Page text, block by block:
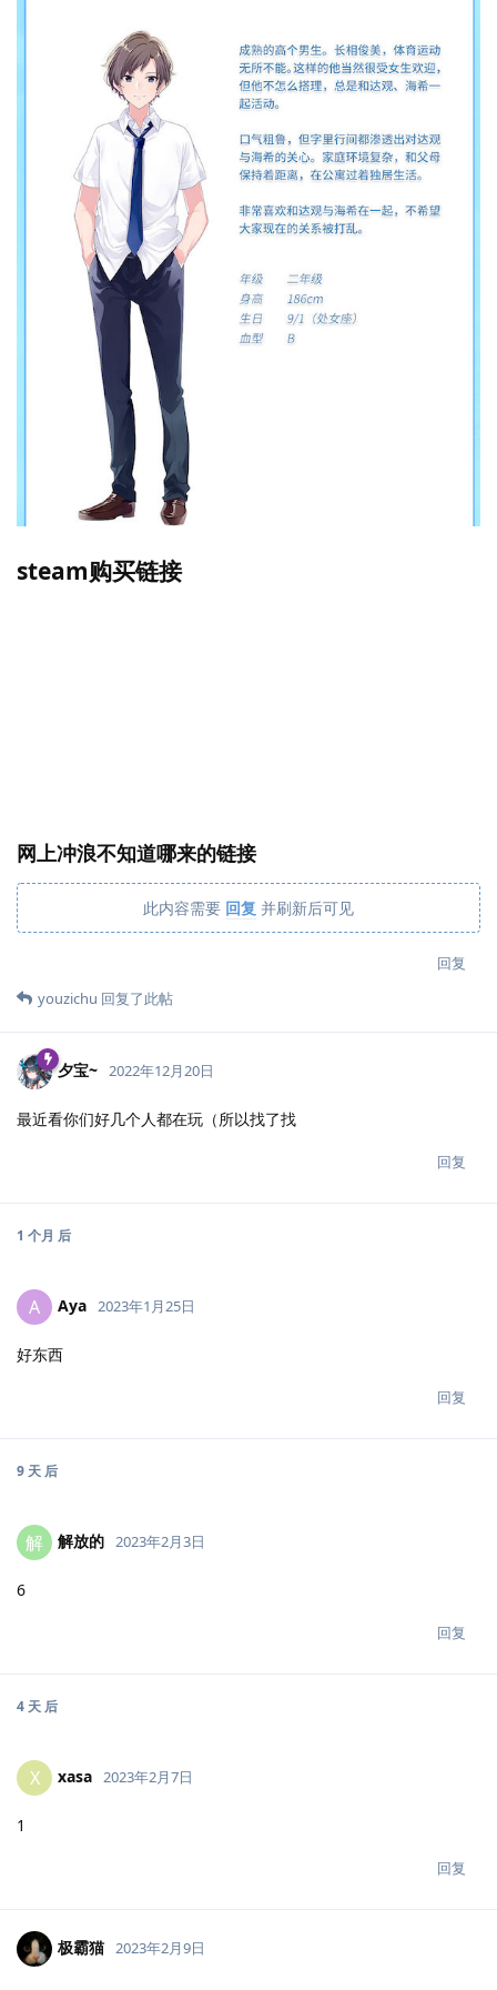
steam购买链接
网上冲浪不知道哪来的链接
此内容需要 回复 并刷新后可见
回复
youzichu 回复了此帖
夕宝~ 2022年12月20日
最近看你们好几个人都在玩（所以找了找
回复
1 个月 后
A Aya 2023年1月25日
好东西
回复
9 天 后
解 解放的 2023年2月3日
6
回复
4 天 后
X xasa 2023年2月7日
1
回复
极霸猫 2023年2月9日